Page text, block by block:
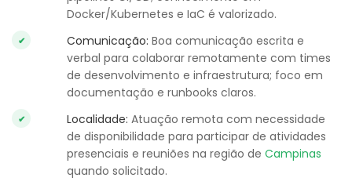
Docker/Kubernetes e IaC é valorizado.
Comunicação: Boa comunicação escrita e
verbal para colaborar remotamente com times
de desenvolvimento e infraestrutura; foco em
documentação e runbooks claros.
Localidade: Atuação remota com necessidade
de disponibilidade para participar de atividades
presenciais e reuniões na região de Campinas
quando solicitado.